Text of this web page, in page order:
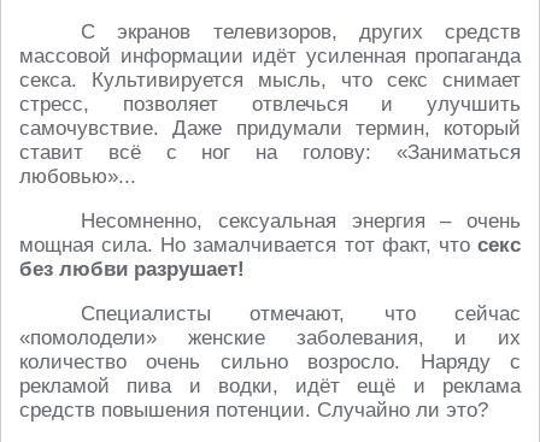
С экранов телевизоров, других средств
массовой информации идёт усиленная пропаганда
секса. Культивируется мысль, что секс снимает
стресс, позволяет отвлечься и улучшить
самочувствие. Даже придумали термин, который
ставит всё с ног на голову: «Заниматься
любовью»...
Несомненно, сексуальная энергия – очень
мощная сила. Но замалчивается тот факт, что секс
без любви разрушает!
Специалисты отмечают, что сейчас
«помолодели» женские заболевания, и их
количество очень сильно возросло. Наряду с
рекламой пива и водки, идёт ещё и реклама
средств повышения потенции. Случайно ли это?